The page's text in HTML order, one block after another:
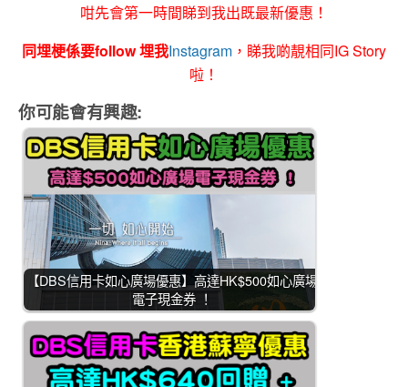
咁先會第一時間睇到我出既最新優惠！
同埋梗係要follow 埋我Instagram ，睇我啲靚相同IG Story
啦！
你可能會有興趣:
【DBS信用卡如心廣場優惠】高達HK$500如心廣場
電子現金券 ！